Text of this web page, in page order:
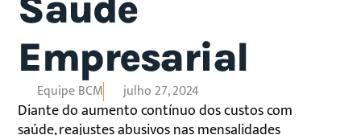
Empresarial
Equipe BCM julho 27, 2024
Diante do aumento contínuo dos custos com